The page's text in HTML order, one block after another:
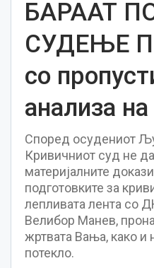
БАРААТ
СУДЕЊЕ
со
анализа
Според осудениот
Кривичниот суд не
материјалните
подготовките за
лепливата лента со
Велибор Манев,
жртвата Вања, како и
потекло.